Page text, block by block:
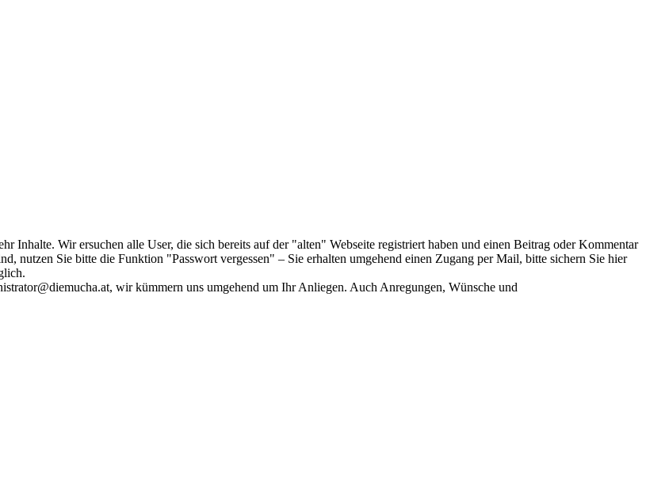
Inhalte. Wir ersuchen alle User, die sich bereits auf der "alten" Webseite registriert haben und einen Beitrag oder Kommentar
nutzen Sie bitte die Funktion "Passwort vergessen" – Sie erhalten umgehend einen Zugang per Mail, bitte sichern Sie hier
wir kümmern uns umgehend um Ihr Anliegen. Auch Anregungen, Wünsche und